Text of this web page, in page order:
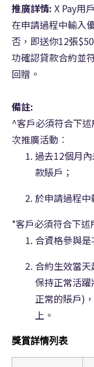
推廣詳情: X Pay用
在申請過程中輸入
否，即送你12張
功確認貸款合約並
回贈。
備註:
^客戶必須符合下
次推廣活動︰
過去12個月
款賬戶；
於申請過程
*客戶必須符合下述
合資格參與是
合約生效當
保持正常活
正常的賬戶)
上。
獎賞詳情列表